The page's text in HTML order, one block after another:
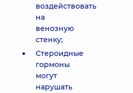
воздействовать
на
венозную
стенку;
Стероидные
гормоны
могут
нарушать